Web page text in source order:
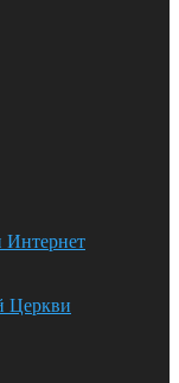
Интернет
Церкви